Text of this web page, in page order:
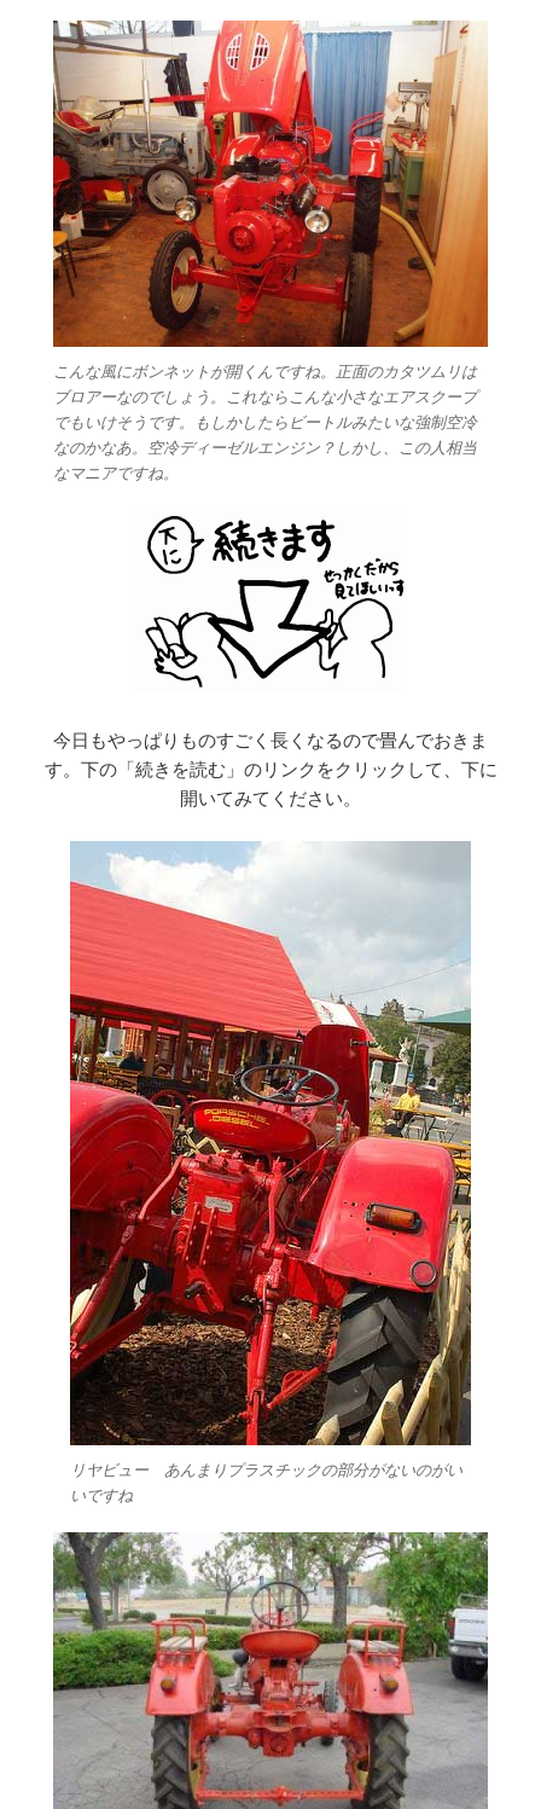
こんな風にボンネットが開くんですね。正面のカタツムリは
ブロアーなのでしょう。これならこんな小さなエアスクープ
でもいけそうです。もしかしたらビートルみたいな強制空冷
なのかなあ。空冷ディーゼルエンジン？しかし、この人相当
なマニアですね。
今日もやっぱりものすごく長くなるので畳んでおきま
す。下の「続きを読む」のリンクをクリックして、下に
開いてみてください。
リヤビュー あんまりプラスチックの部分がないのがい
いですね